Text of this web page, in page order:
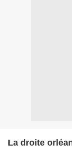
La droite